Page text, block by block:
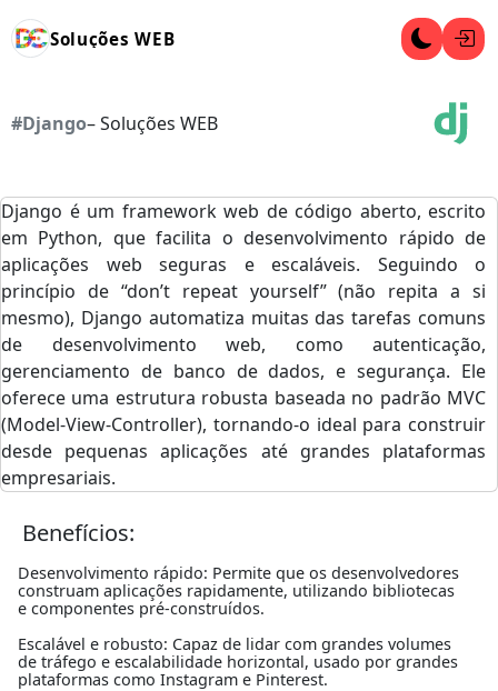
Soluções WEB
#Django– Soluções WEB
Django é um framework web de código aberto, escrito
em Python, que facilita o desenvolvimento rápido de
aplicações web seguras e escaláveis. Seguindo o
princípio de “don’t repeat yourself” (não repita a si
mesmo), Django automatiza muitas das tarefas comuns
de desenvolvimento web, como autenticação,
gerenciamento de banco de dados, e segurança. Ele
oferece uma estrutura robusta baseada no padrão MVC
(Model-View-Controller), tornando-o ideal para construir
desde pequenas aplicações até grandes plataformas
empresariais.
Benefícios:
Desenvolvimento rápido: Permite que os desenvolvedores
construam aplicações rapidamente, utilizando bibliotecas
e componentes pré-construídos.
Escalável e robusto: Capaz de lidar com grandes volumes
de tráfego e escalabilidade horizontal, usado por grandes
plataformas como Instagram e Pinterest.